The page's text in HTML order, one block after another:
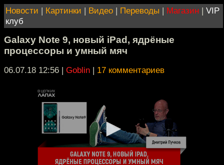
Новости | Картинки | Видео | Переводы | Магазин | VIP
клуб
Galaxy Note 9, новый iPad, ядрёные
процессоры и умный мяч
06.07.18 12:56 | Goblin | 17 комментариев